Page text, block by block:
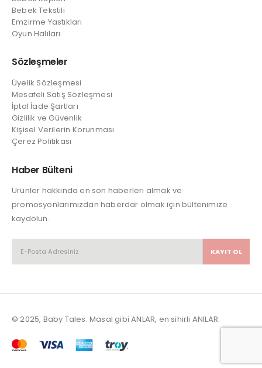
Bebek Tekstili
Emzirme Yastıkları
Oyun Halıları
Sözleşmeler
Üyelik Sözleşmesi
Mesafeli Satış Sözleşmesi
İptal İade Şartları
Gizlilik ve Güvenlik
Kişisel Verilerin Korunması
Çerez Politikası
Haber Bülteni
Ürünler hakkında en son haberleri almak ve
promosyonlarımızdan haberdar olmak için bültenimize
kaydolun.
© 2025, Baby Tales. Masal gibi ANLAR, en sihirli ANILAR.